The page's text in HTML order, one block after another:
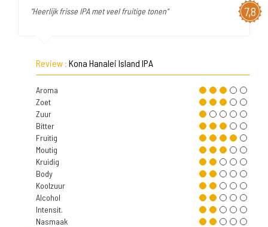
7,8
"Heerlijk frisse IPA met veel fruitige tonen"
Review : Kona Hanalei Island IPA
Aroma
Zoet
Zuur
Bitter
Fruitig
Moutig
Kruidig
Body
Koolzuur
Alcohol
Intensit.
Nasmaak